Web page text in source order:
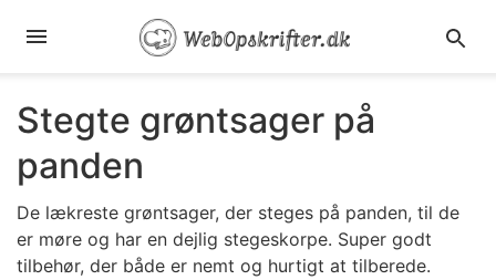
Stegte grøntsager på
panden
De lækreste grøntsager, der steges på panden, til de
er møre og har en dejlig stegeskorpe. Super godt
tilbehør, der både er nemt og hurtigt at tilberede.